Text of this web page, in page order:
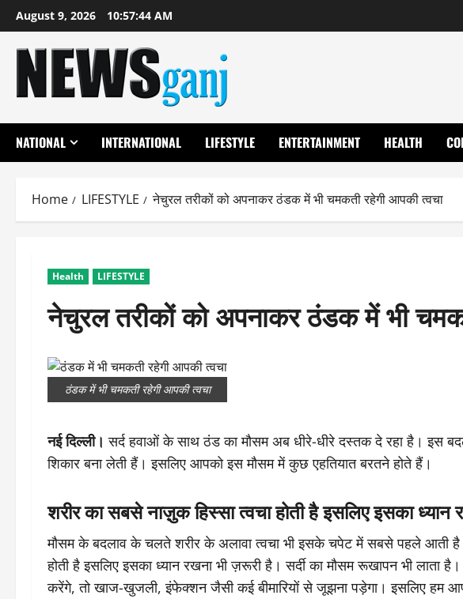
Skip
to
content
August 9, 2026 10:57:44 AM
NATIONAL INTERNATIONAL LIFESTYLE ENTERTAINMENT HEALTH
Home LIFESTYLE नेचुरल तरीकों को अपनाकर ठंडक में भी चमकती रहेगी आपकी त्वचा
Health LIFESTYLE
नेचुरल तरीकों को अपनाकर ठंडक में भी
ठंडक में भी चमकती रहेगी आपकी त्वचा
नई दिल्ली। सर्द हवाओं के साथ ठंड का मौसम अब धीरे-धीरे दस्तक दे रहा है। इस
शिकार बना लेती हैं। इसलिए आपको इस मौसम में कुछ एहतियात बरतने होते हैं।
शरीर का सबसे नाज़ुक हिस्सा त्वचा होती है इसलिए इसका ध्यान
मौसम के बदलाव के चलते शरीर के अलावा त्वचा भी इसके चपेट में सबसे पहले आती
होती है इसलिए इसका ध्यान रखना भी ज़रूरी है। सर्दी का मौसम रूखापन भी
करेंगे, तो खाज-खुजली, इंफेक्शन जैसी कई बीमारियों से जूझना पड़ेगा। इसलिए हम